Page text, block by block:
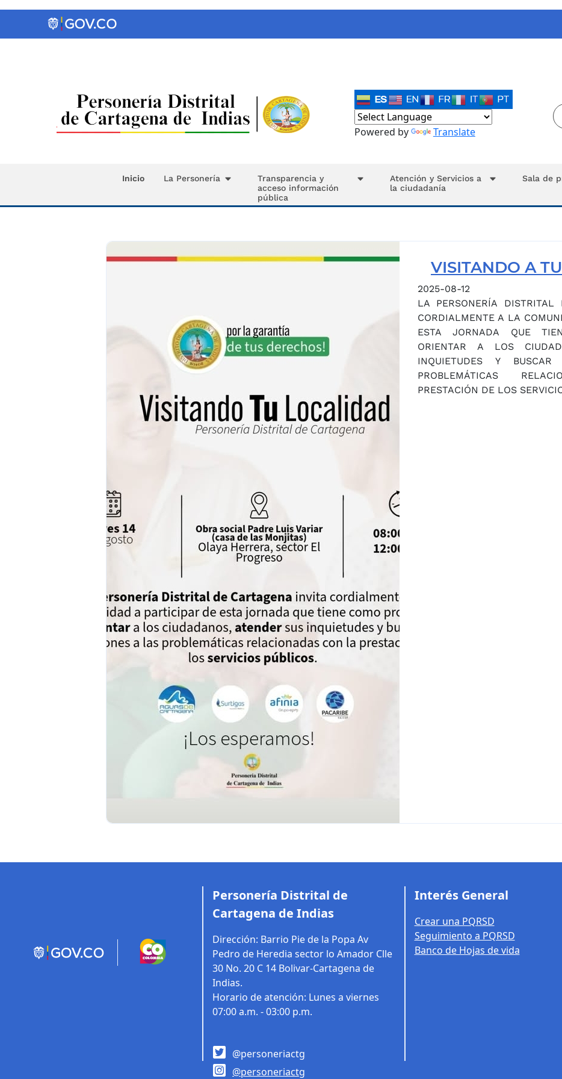
Powered by Translate
Inicio La Personería
Transparencia y
acceso información
pública
Atención y Servicios a
la ciudadanía
Sala de
VISITANDO A
2025-08-12
LA PERSONERÍA DISTRITAL
CORDIALMENTE A LA
ESTA JORNADA QUE
ORIENTAR A LOS
INQUIETUDES Y
PROBLEMÁTICAS
PRESTACIÓN DE LOS
Personería Distrital de
Cartagena de Indias
Dirección: Barrio Pie de la Popa Av
Pedro de Heredia sector lo Amador Clle
30 No. 20 C 14 Bolivar-Cartagena de
Indias.
Horario de atención: Lunes a viernes
07:00 a.m. - 03:00 p.m.
@personeriactg
@personeriactg
Interés General
Crear una PQRSD
Seguimiento a PQRSD
Banco de Hojas de vida